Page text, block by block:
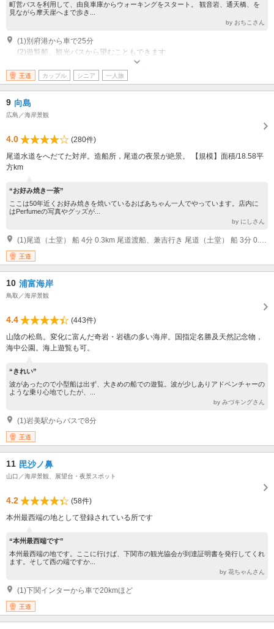
町営バスを利用して、由良車庫からウォーキングをスタート。 観音岩、通天橋、を
見ながら摩天崖へまで歩き...
by おちこさん
(1)別府港から車で25分
(2)遊覧船、観光バスから望むこともできます
王道 カップル シニア 一人旅
9 向島
広島／海岸景観
4.0
(280件)
尾道水道をへだてた対岸。造船所，尾道の夜景が絶景。 【規模】面積/18.58平
方km
“お好み焼き一茶”
ここは50年近くお好み焼きを焼いているおばあちゃん一人でやっています。店内に
はPerfumeの写真やグッズが...
by にしさん
(1)尾道（土堂） 船 4分 0.3km 尾道渡船、兼吉行き 尾道（土堂） 船 3分 0.25km 福本フェリー、小歌島行き 尾道（駅前） 船 5分 0.65km 向島運行、富浜行き
王道
10 浦富海岸
鳥取／海岸景観
4.4
(443件)
山陰の松島。変化に富んだ奇岩・岩礁の多い海岸。国指定名勝及天然記念物，
海中公園。海上遊覧も可。
“きれい”
波があったので小型船は出ず、大きめの船での遊覧。波が少しありアドベンチャーの
ような乗り心地でしたが、...
by みづキングさん
(1)岩美駅からバスで8分
王道
11 毘沙ノ鼻
山口／海岸景観、展望台・夜景スポット
4.2
(58件)
本州最西端の地として登録されている所です
“本州最西端です”
本州最西端の地です。ここに行けば、下関市の観光協会が到達証明書を発行してくれ
ます。そして西の端ですか...
by 花ちゃんさん
(1)下関インターから車で20kmほど
王道